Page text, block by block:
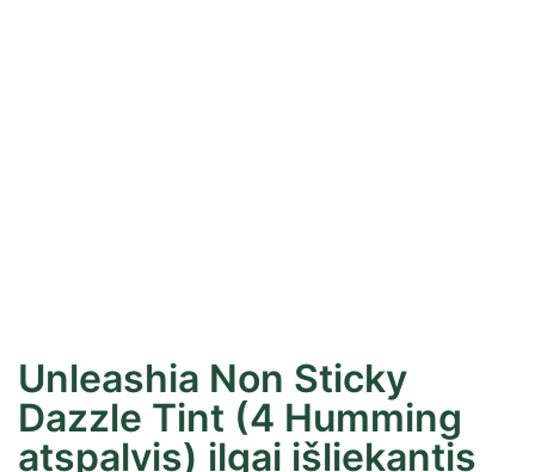
Unleashia Non Sticky
Dazzle Tint (4 Humming
atspalvis) ilgai išliekantis